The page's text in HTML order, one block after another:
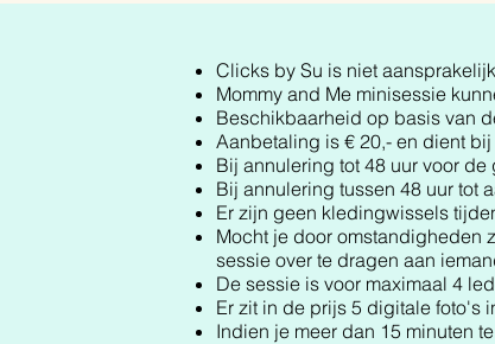
Clicks by Su is niet
Mommy and Me minisessie
Beschikbaarheid op basis van
Aanbetaling is € 20,- en dient
Bij annulering tot 48 uur voor
Bij annulering tussen 48 uur tot
Er zijn geen kledingwissels
Mocht je door omstandigheden
sessie over te dragen aan
De sessie is voor maximaal 4
Er zit in de prijs 5 digitale foto's
Indien je meer dan 15 minuten